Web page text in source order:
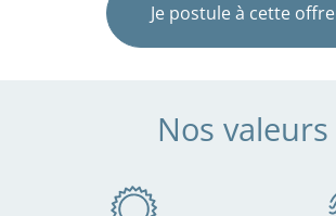
Je postule à cette offre
Nos valeurs